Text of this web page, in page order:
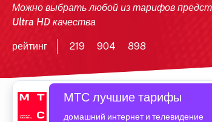
Можно выбрать любой из тарифов
Ultra HD качества
рейтинг 219 904 898
МТС лучшие тарифы
домашний интернет и телевидение